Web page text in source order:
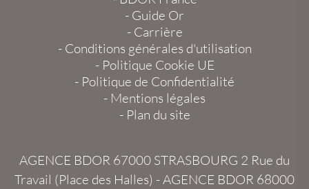
- Guide Or
- Carrière
- Conditions générales d'utilisation
- Politique Cookie UE
- Politique de Confidentialité
- Mentions légales
- Plan du site
AGENCE BDOR 67000 STRASBOURG 2 Rue du
Travail (Place des Halles) -AGENCE BDOR 68000